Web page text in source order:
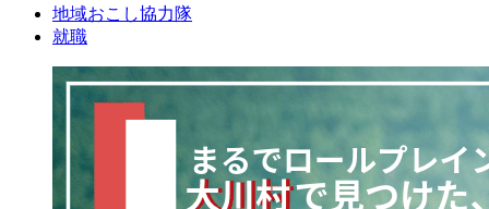
地域おこし協力隊
就職